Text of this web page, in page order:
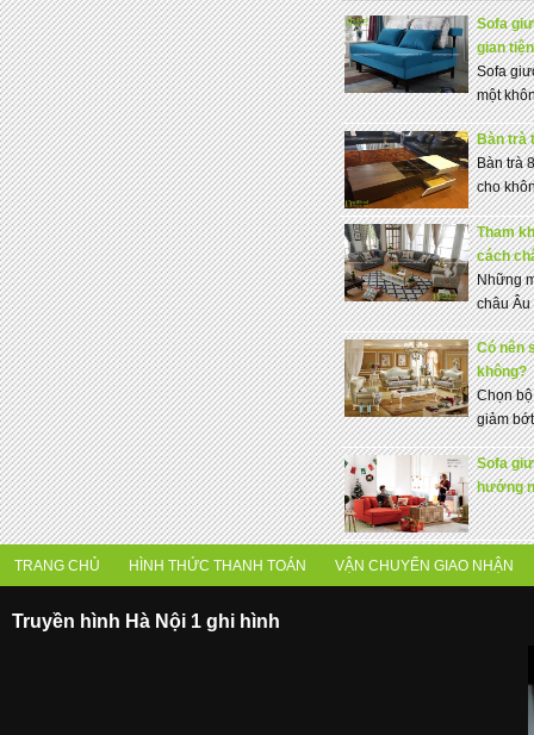
Sofa
gian
Sofa
một
Bàn trà
Bàn trà
cho
Tham
cách
Những
châu Âu
Có nên
không?
Chọn
giảm
Sofa
hướng
TRANG CHỦ HÌNH THỨC THANH TOÁN VẬN CHUYỂN GIAO NHẬN
Truyền hình Hà Nội 1 ghi hình